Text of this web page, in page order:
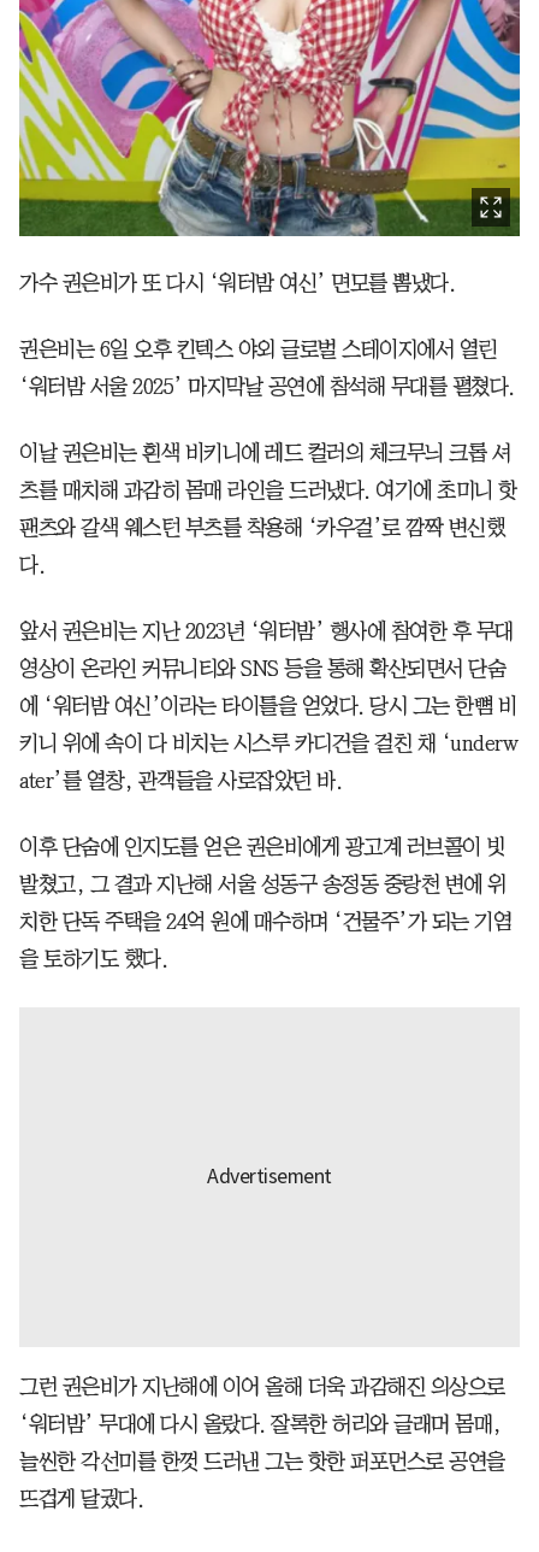
가수 권은비가 또 다시 ‘워터밤 여신’ 면모를 뽐냈다.
권은비는 6일 오후 킨텍스 야외 글로벌 스테이지에서 열린
‘워터밤 서울 2025’ 마지막날 공연에 참석해 무대를 펼쳤다.
이날 권은비는 흰색 비키니에 레드 컬러의 체크무늬 크롭 셔
츠를 매치해 과감히 몸매 라인을 드러냈다. 여기에 초미니 핫
팬츠와 갈색 웨스턴 부츠를 착용해 ‘카우걸’로 깜짝 변신했
다.
앞서 권은비는 지난 2023년 ‘워터밤’ 행사에 참여한 후 무대
영상이 온라인 커뮤니티와 SNS 등을 통해 확산되면서 단숨
에 ‘워터밤 여신’이라는 타이틀을 얻었다. 당시 그는 한뼘 비
키니 위에 속이 다 비치는 시스루 카디건을 걸친 채 ‘underw
ater’를 열창, 관객들을 사로잡았던 바.
이후 단숨에 인지도를 얻은 권은비에게 광고계 러브콜이 빗
발쳤고, 그 결과 지난해 서울 성동구 송정동 중랑천 변에 위
치한 단독 주택을 24억 원에 매수하며 ‘건물주’가 되는 기염
을 토하기도 했다.
그런 권은비가 지난해에 이어 올해 더욱 과감해진 의상으로
‘워터밤’ 무대에 다시 올랐다. 잘록한 허리와 글래머 몸매,
늘씬한 각선미를 한껏 드러낸 그는 핫한 퍼포먼스로 공연을
뜨겁게 달궜다.